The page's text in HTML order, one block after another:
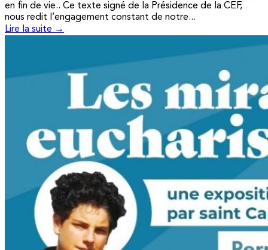
en fin de vie.. Ce texte signé de la Présidence de la CEF,
nous redit l’engagement constant de notre...
Lire la suite →